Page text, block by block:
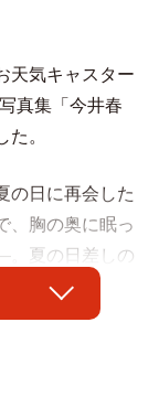
天気キャスター
真集「今井春
。
の日に再会した
、胸の奥に眠っ
。夏の日差しの
気な笑顔、大人
女の姿からは、